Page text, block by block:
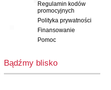
Regulamin kodów
promocyjnych
Polityka prywatności
Finansowanie
Pomoc
Bądźmy blisko